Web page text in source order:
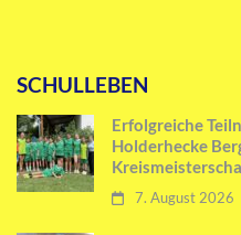
SCHULLEBEN
Erfolgreiche
Holderhecke
7. August 2026